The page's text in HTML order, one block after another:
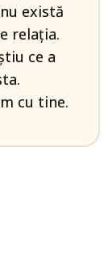
există
relația.
ce a
cu tine.